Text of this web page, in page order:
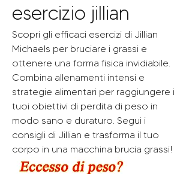
esercizio jillian
Scopri gli efficaci esercizi di Jillian
Michaels per bruciare i grassi e
ottenere una forma fisica invidiabile.
Combina allenamenti intensi e
strategie alimentari per raggiungere i
tuoi obiettivi di perdita di peso in
modo sano e duraturo. Segui i
consigli di Jillian e trasforma il tuo
corpo in una macchina brucia grassi!